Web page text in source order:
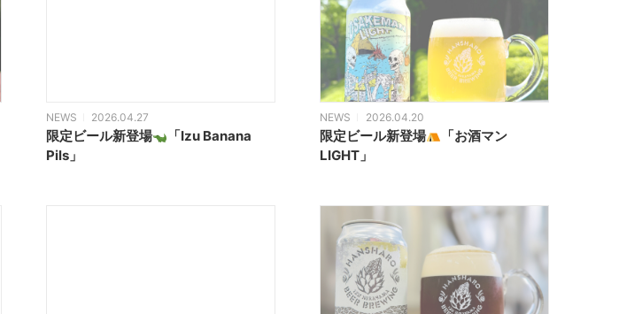
NEWS 2026.04.27
限定ビール新登場
「Izu Banana
Pils」
NEWS 2026.04.20
限定ビール新登場
「お酒マン
LIGHT」